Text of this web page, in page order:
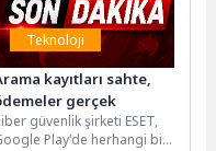
Teknoloji
kayıtları sahte,
gerçek
güvenlik şirketi ESET,
Play'de herhangi bir